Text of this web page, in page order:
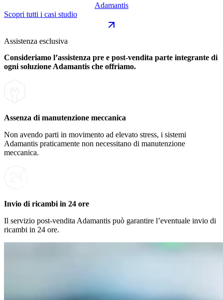
Adamantis
Scopri tutti i casi studio
Assistenza esclusiva
Consideriamo l’assistenza pre e post-vendita parte integrante di
ogni soluzione Adamantis che offriamo.
Assenza di manutenzione meccanica
Non avendo parti in movimento ad elevato stress, i sistemi
Adamantis praticamente non necessitano di manutenzione
meccanica.
Invio di ricambi in 24 ore
Il servizio post-vendita Adamantis può garantire l’eventuale invio di
ricambi in 24 ore.